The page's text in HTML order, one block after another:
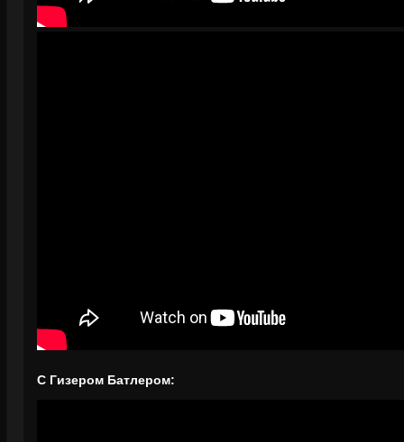
С Гизером Батлером: